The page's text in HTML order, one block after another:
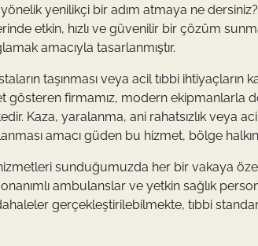
yenilikçi bir adım atmaya ne
etkin, hızlı ve güvenilir bir çözüm
amacıyla tasarlanmıştır.
taşınması veya acil tıbbi ihtiyaçların
firmamız, modern ekipmanlarla
Kaza, yaralanma, ani rahatsızlık veya
amacı güden bu hizmet, bölge
sunduğumuzda her bir vakaya
ambulanslar ve yetkin sağlık
gerçekleştirilebilmekte, tıbbi